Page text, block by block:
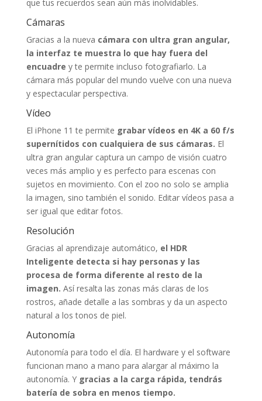
que tus recuerdos sean aún más inolvidables.
Cámaras
Gracias a la nueva cámara con ultra gran angular,
la interfaz te muestra lo que hay fuera del
encuadre y te permite incluso fotografiarlo. La
cámara más popular del mundo vuelve con una nueva
y espectacular perspectiva.
Vídeo
El iPhone 11 te permite grabar vídeos en 4K a 60 f/s
supernítidos con cualquiera de sus cámaras. El
ultra gran angular captura un campo de visión cuatro
veces más amplio y es perfecto para escenas con
sujetos en movimiento. Con el zoo no solo se amplia
la imagen, sino también el sonido. Editar vídeos pasa a
ser igual que editar fotos.
Resolución
Gracias al aprendizaje automático, el HDR
Inteligente detecta si hay personas y las
procesa de forma diferente al resto de la
imagen. Así resalta las zonas más claras de los
rostros, añade detalle a las sombras y da un aspecto
natural a los tonos de piel.
Autonomía
Autonomía para todo el día. El hardware y el software
funcionan mano a mano para alargar al máximo la
autonomía. Y gracias a la carga rápida, tendrás
batería de sobra en menos tiempo.